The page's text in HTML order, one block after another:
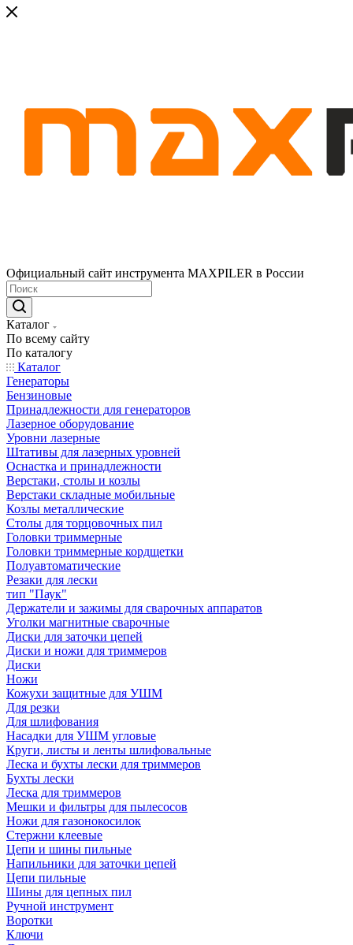
Официальный сайт инструмента MAXPILER в России
Каталог
По всему сайту
По каталогу
Каталог
Генераторы
Бензиновые
Принадлежности для генераторов
Лазерное оборудование
Уровни лазерные
Штативы для лазерных уровней
Оснастка и принадлежности
Верстаки, столы и козлы
Верстаки складные мобильные
Козлы металлические
Столы для торцовочных пил
Головки триммерные
Головки триммерные кордщетки
Полуавтоматические
Резаки для лески
тип "Паук"
Держатели и зажимы для сварочных аппаратов
Уголки магнитные сварочные
Диски для заточки цепей
Диски и ножи для триммеров
Диски
Ножи
Кожухи защитные для УШМ
Для резки
Для шлифования
Насадки для УШМ угловые
Круги, листы и ленты шлифовальные
Леска и бухты лески для триммеров
Бухты лески
Леска для триммеров
Мешки и фильтры для пылесосов
Ножи для газонокосилок
Стержни клеевые
Цепи и шины пильные
Напильники для заточки цепей
Цепи пильные
Шины для цепных пил
Ручной инструмент
Воротки
Ключи